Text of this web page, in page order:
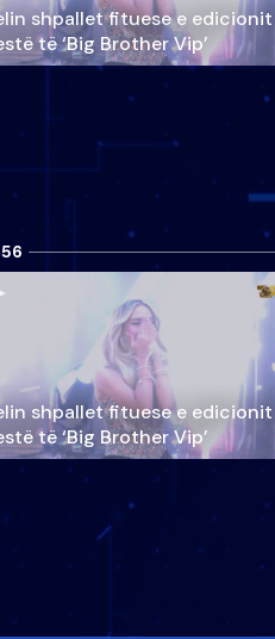
shpallet fituese e
të ‘Big Brother Vip’
shpallet fituese e
të ‘Big Brother Vip’